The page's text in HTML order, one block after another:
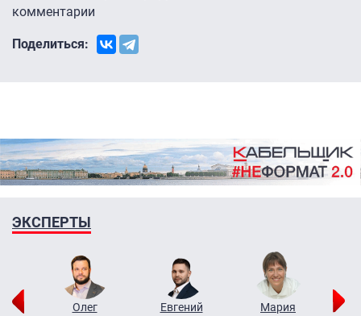
комментарии
Поделиться:
ЭКСПЕРТЫ
Олег
Евгений
Мария